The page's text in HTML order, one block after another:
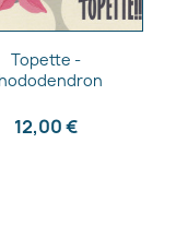
Aperçu rapide
Topette -
12,00 €